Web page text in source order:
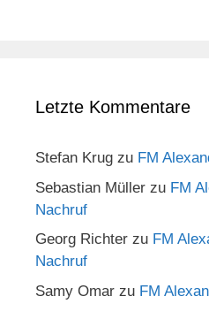
Letzte Kommentare
Stefan Krug zu FM
Sebastian Müller zu FM
Nachruf
Georg Richter zu FM
Nachruf
Samy Omar zu FM